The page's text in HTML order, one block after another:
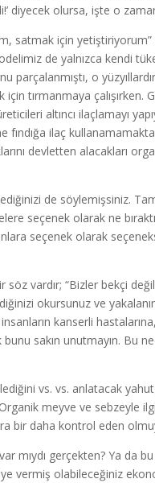
diyecek olursa, işte o
satmak için
de yalnızca kendi
parçalanmıştı, o
tırmanmaya çalışırken.
altıncı ilaçlamayı
fındığa ilaç
devletten alacakları
de söylemişsiniz.
seçenek olarak ne
seçenek olarak
söz vardır; “Bizler bekçi
okursunuz ve
kanserli
sakın unutmayın. Bu
vs. vs. anlatacak yahut
meyve ve sebzeyle
bir daha kontrol eden
mıydı gerçekten? Ya da
vermiş olabileceğiniz